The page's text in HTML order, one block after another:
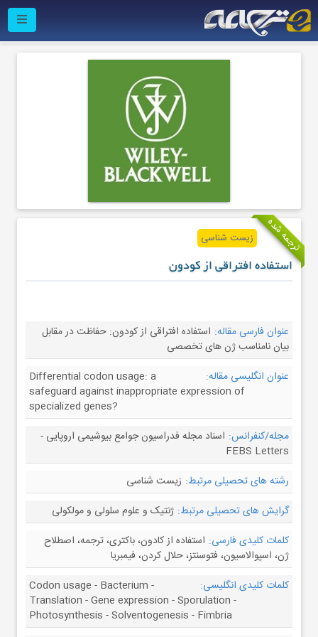
ترجمه شده زیست شناسی
استفاده افتراقی از کودون
عنوان فارسی مقاله: استفاده افتراقی از کودون: حفاظت در مقابل
بیان نامناسب ژن های تخصصی
عنوان انگلیسی مقاله:
Differential codon usage: a
safeguard against inappropriate expression of
specialized genes?
مجله/کنفرانس: اسناد مجله فدراسیون جوامع بیوشیمی اروپایی -
FEBS Letters
رشته های تحصیلی مرتبط: زیست شناسی
گرایش های تحصیلی مرتبط: ژنتیک و علوم سلولی و مولکولی
کلمات کلیدی فارسی: استفاده از کادون، باکتری، ترجمه، اصطلاح
ژن، اسپوالاسیون، فتوسنتز، حلال کردن، فیمبریا
کلمات کلیدی انگلیسی:
Codon usage - Bacterium -
Translation - Gene expression - Sporulation -
Photosynthesis - Solventogenesis - Fimbria